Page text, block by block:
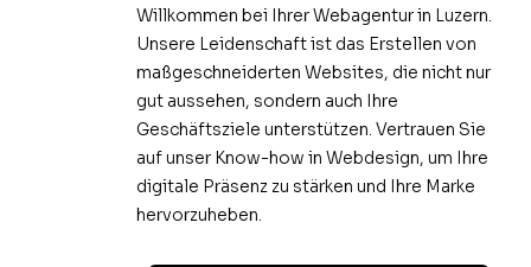
Willkommen bei Ihrer Webagentur in Luzern.
Unsere Leidenschaft ist das Erstellen von
maßgeschneiderten Websites, die nicht nur
gut aussehen, sondern auch Ihre
Geschäftsziele unterstützen. Vertrauen Sie
auf unser Know-how in Webdesign, um Ihre
digitale Präsenz zu stärken und Ihre Marke
hervorzuheben.